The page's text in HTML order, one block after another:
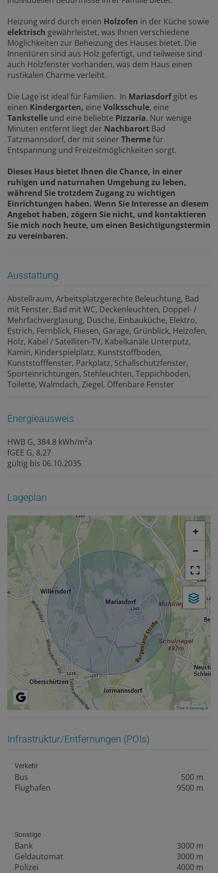
Heizung wird durch einen Holzofen in der Küche sowie
elektrisch gewährleistet, was Ihnen verschiedene
Möglichkeiten zur Beheizung des Hauses bietet. Die
Innentüren sind aus Holz gefertigt, und teilweise sind
auch Holzfenster vorhanden, was dem Haus einen
rustikalen Charme verleiht.
Die Lage ist ideal für Familien. In Mariasdorfgibt es
einen Kindergarten, eine Volksschule, eine
Tankstelle und eine beliebte Pizzaria. Nur wenige
Minuten entfernt liegt der Nachbarort Bad
Tatzmannsdorf, der mit seiner Thermefür
Entspannung und Freizeitmöglichkeiten sorgt.
Dieses Haus bietet Ihnen die Chance, in einer
ruhigen und naturnahen Umgebung zu leben,
während Sie trotzdem Zugang zu wichtigen
Einrichtungen haben. Wenn Sie Interesse an diesem
Angebot haben, zögern Sie nicht, und kontaktieren
Sie mich noch heute, um einen Besichtigungstermin
zu vereinbaren.
Ausstattung
Abstellraum Arbeitsplatzgerechte Beleuchtung Bad
mit Fenster Bad mit WC Deckenleuchten Doppel- /
Mehrfachverglasung Dusche Einbauküche Elektro
Estrich Fernblick Fliesen Garage Grünblick Heizofen
Holz Kabel / Satelliten-TV Kabelkanäle Unterputz
Kamin Kinderspielplatz Kunststoffboden
Kunststofffenster Parkplatz Schallschutzfenster
Sporteinrichtungen Stehleuchten Teppichboden
Toilette Walmdach Ziegel Öffenbare Fenster
Energieausweis
HWB G, 384.8 kWh/m2a
fGEE G, 8,27
gültig bis 06.10.2035
Lageplan
+
−
Tiles ©basemap.at
Infrastruktur/Entfernungen (POIs)
Verkehr
Bus
500 m
Flughafen
9500 m
Sonstige
Bank
3000 m
Geldautomat
3000 m
Polizei
4000 m